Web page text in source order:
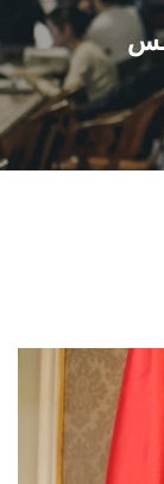
القطاعـات
الشئون الأكاديمية
البحث العلمي
الأنظمة الذكية
الإعلام